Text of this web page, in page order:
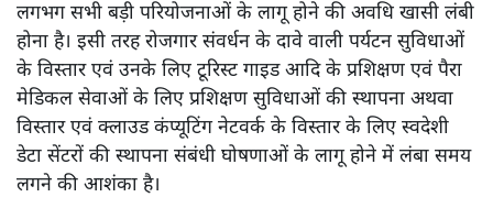
लगभग सभी बड़ी परियोजनाओं के लागू होने की अवधि खासी लंबी
होना है। इसी तरह रोजगार संवर्धन के दावे वाली पर्यटन सुविधाओं
के विस्तार एवं उनके लिए टूरिस्ट गाइड आदि के प्रशिक्षण एवं पैरा
मेडिकल सेवाओं के लिए प्रशिक्षण सुविधाओं की स्थापना अथवा
विस्तार एवं क्लाउड कंप्यूटिंग नेटवर्क के विस्तार के लिए स्वदेशी
डेटा सेंटरों की स्थापना संबंधी घोषणाओं के लागू होने में लंबा समय
लगने की आशंका है।